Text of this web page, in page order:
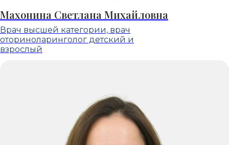
Махонина Светлана Михайловна
Врач высшей категории, врач
оториноларинголог детский и
взрослый